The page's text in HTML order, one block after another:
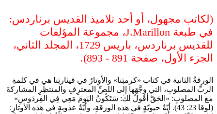
(لكاتب مجهول، أو أحد تلاميذ القديس برناردس:
في طبعة J.Marillon، مجموعة المؤلفات
للقديس برناردس، باريس 1729، المجلد الثاني،
الجزء الأول، صفحة 891 - 893).
الورقةُ الثانية في كتاب «كرمتِنا» والأوتارُ في قيثارتِنا هي في كلمةِ
الربِّ المصلوبِ، التي وجَّهَها إلى اللصِّ المعترِفِ والمنتظِرِ المشاركةَ
مع المصلوبِ: «الحَقَّ أقُولُ لَكَ: سَتَكُونُ اليَومَ مَعِي فِي الفِردَوسِ»
(لوقا 23: 43). أيّةُ حيويّةٍ في هذه الورقةِ، وأيّةُ عذوبةٍ في هذه الأوتارِ: